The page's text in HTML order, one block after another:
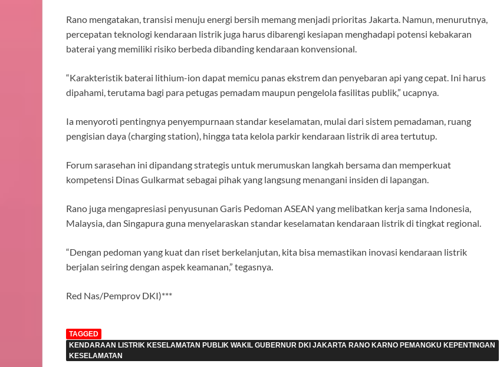
Rano mengatakan, transisi menuju energi bersih memang menjadi prioritas Jakarta. Namun, menurutnya,
percepatan teknologi kendaraan listrik juga harus dibarengi kesiapan menghadapi potensi kebakaran
baterai yang memiliki risiko berbeda dibanding kendaraan konvensional.
“Karakteristik baterai lithium-ion dapat memicu panas ekstrem dan penyebaran api yang cepat. Ini harus
dipahami, terutama bagi para petugas pemadam maupun pengelola fasilitas publik,” ucapnya.
Ia menyoroti pentingnya penyempurnaan standar keselamatan, mulai dari sistem pemadaman, ruang
pengisian daya (charging station), hingga tata kelola parkir kendaraan listrik di area tertutup.
Forum sarasehan ini dipandang strategis untuk merumuskan langkah bersama dan memperkuat
kompetensi Dinas Gulkarmat sebagai pihak yang langsung menangani insiden di lapangan.
Rano juga mengapresiasi penyusunan Garis Pedoman ASEAN yang melibatkan kerja sama Indonesia,
Malaysia, dan Singapura guna menyelaraskan standar keselamatan kendaraan listrik di tingkat regional.
“Dengan pedoman yang kuat dan riset berkelanjutan, kita bisa memastikan inovasi kendaraan listrik
berjalan seiring dengan aspek keamanan,” tegasnya.
Red Nas/Pemprov DKI)***
TAGGED
KENDARAAN LISTRIK KESELAMATAN PUBLIK WAKIL GUBERNUR DKI JAKARTA RANO KARNO PEMANGKU KEPENTINGAN
KESELAMATAN